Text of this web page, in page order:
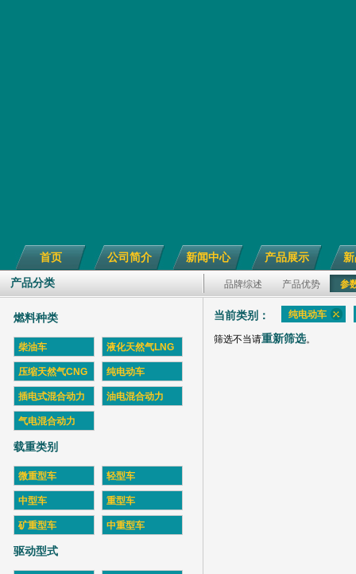
首页 公司简介 新闻中心 产品展示
产品分类 品牌综述 产品优势 参
燃料种类
柴油车 液化天然气LNG
压缩天然气CNG 纯电动车
插电式混合动力 油电混合动力
气电混合动力
载重类别
微重型车 轻型车
中型车 重型车
矿重型车 中重型车
驱动型式
当前类别： 纯电动车
筛选不当请重新筛选。